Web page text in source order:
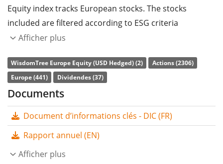
Equity index tracks European stocks. The stocks
included are filtered according to ESG criteria
(environmental, social and corporate governance). The
hedged to US-Dollar (USD).
Le ratio des frais totaux
Hedged est l'ETF le moins cher qui suit l'indice
WisdomTree Europe Equity (USD Hedged). L'ETF
achetant toutes les composantes de l’indice
Afficher plus
WisdomTree Europe Equity (USD Hedged) (2)
Actions (2306)
Europe (441)
Dividendes (37)
Documents
Document d’informations clés - DIC (FR)
Rapport annuel (EN)
Afficher plus